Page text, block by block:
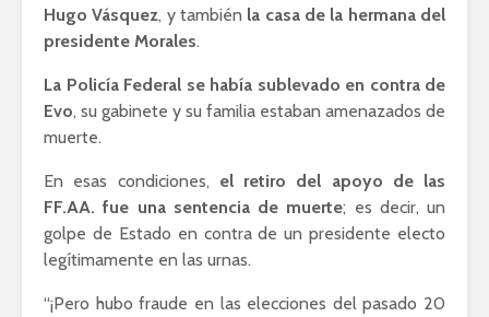
Hugo Vásquez, y también la casa de la hermana del
presidente Morales.
La Policía Federal se había sublevado en contra de
Evo, su gabinete y su familia estaban amenazados de
muerte.
En esas condiciones, el retiro del apoyo de las
FF.AA. fue una sentencia de muerte; es decir, un
golpe de Estado en contra de un presidente electo
legítimamente en las urnas.
“¡Pero hubo fraude en las elecciones del pasado 20